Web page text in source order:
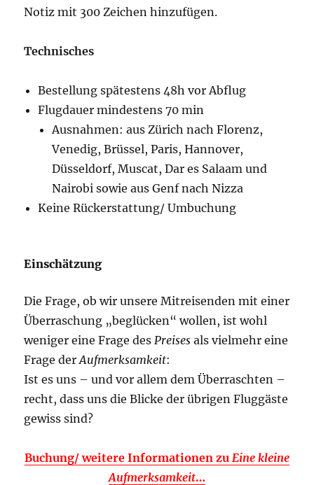
Notiz mit 300 Zeichen hinzufügen.
Technisches
Bestellung spätestens 48h vor Abflug
Flugdauer mindestens 70 min
Ausnahmen: aus Zürich nach Florenz,
Venedig, Brüssel, Paris, Hannover,
Düsseldorf, Muscat, Dar es Salaam und
Nairobi sowie aus Genf nach Nizza
Keine Rückerstattung/ Umbuchung
Einschätzung
Die Frage, ob wir unsere Mitreisenden mit einer
Überraschung „beglücken“ wollen, ist wohl
weniger eine Frage des Preises als vielmehr eine
Frage derAufmerksamkeit:
Ist es uns – und vor allem dem Überraschten –
recht, dass uns die Blicke der übrigen Fluggäste
gewiss sind?
Buchung/ weitere Informationen zu Eine kleine
Aufmerksamkeit…